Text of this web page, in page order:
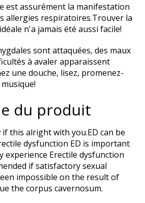
est assurément la manifestation
allergies respiratoires.Trouver la
n'a jamais été aussi facile!
sont attaquées, des maux
à avaler apparaissent
une douche, lisez, promenez-
du produit
if this alright with you.ED can be
dysfunction ED is important
experience Erectile dysfunction
if satisfactory sexual
impossible on the result of
the corpus cavernosum.